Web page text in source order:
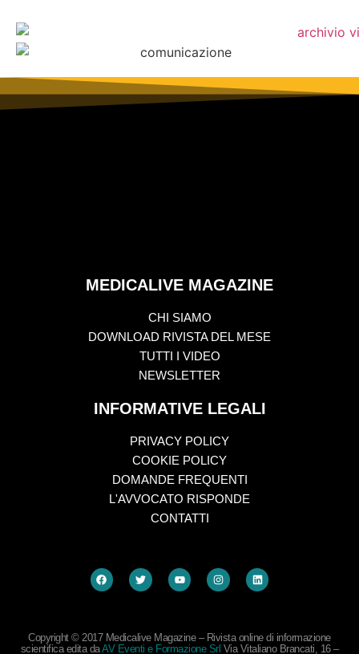
MEDICALIVE MAGAZINE
CHI SIAMO
DOWNLOAD RIVISTA DEL MESE
TUTTI I VIDEO
NEWSLETTER
INFORMATIVE LEGALI
PRIVACY POLICY
COOKIE POLICY
DOMANDE FREQUENTI
L'AVVOCATO RISPONDE
CONTATTI
Copyright © 2017 Medicalive Magazine – Rivista online di informazione
scientifica edita daAV Eventi e Formazione Srl Via Vitaliano Brancati, 16 –